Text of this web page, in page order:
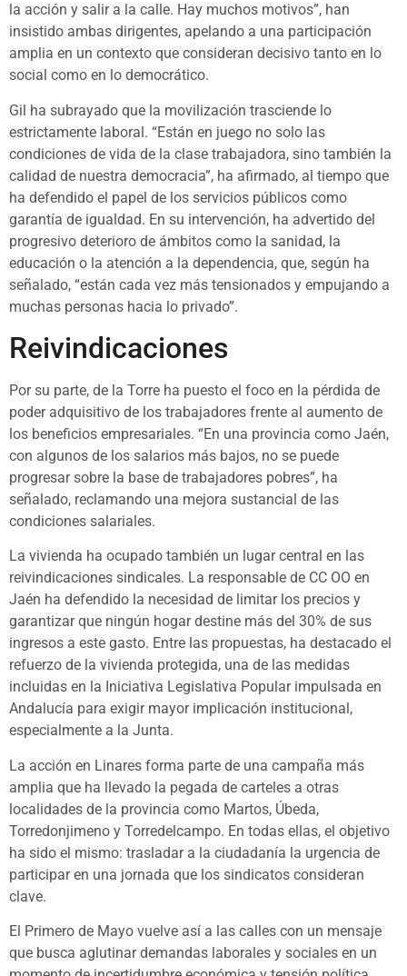
la acción y salir a la calle. Hay muchos motivos”, han
insistido ambas dirigentes, apelando a una participación
amplia en un contexto que consideran decisivo tanto en lo
social como en lo democrático.
Gil ha subrayado que la movilización trasciende lo
estrictamente laboral. “Están en juego no solo las
condiciones de vida de la clase trabajadora, sino también la
calidad de nuestra democracia”, ha afirmado, al tiempo que
ha defendido el papel de los servicios públicos como
garantía de igualdad. En su intervención, ha advertido del
progresivo deterioro de ámbitos como la sanidad, la
educación o la atención a la dependencia, que, según ha
señalado, “están cada vez más tensionados y empujando a
muchas personas hacia lo privado”.
Reivindicaciones
Por su parte, de la Torre ha puesto el foco en la pérdida de
poder adquisitivo de los trabajadores frente al aumento de
los beneficios empresariales. “En una provincia como Jaén,
con algunos de los salarios más bajos, no se puede
progresar sobre la base de trabajadores pobres”, ha
señalado, reclamando una mejora sustancial de las
condiciones salariales.
La vivienda ha ocupado también un lugar central en las
reivindicaciones sindicales. La responsable de CC OO en
Jaén ha defendido la necesidad de limitar los precios y
garantizar que ningún hogar destine más del 30% de sus
ingresos a este gasto. Entre las propuestas, ha destacado el
refuerzo de la vivienda protegida, una de las medidas
incluidas en la Iniciativa Legislativa Popular impulsada en
Andalucía para exigir mayor implicación institucional,
especialmente a la Junta.
La acción en Linares forma parte de una campaña más
amplia que ha llevado la pegada de carteles a otras
localidades de la provincia como Martos, Úbeda,
Torredonjimeno y Torredelcampo. En todas ellas, el objetivo
ha sido el mismo: trasladar a la ciudadanía la urgencia de
participar en una jornada que los sindicatos consideran
clave.
El Primero de Mayo vuelve así a las calles con un mensaje
que busca aglutinar demandas laborales y sociales en un